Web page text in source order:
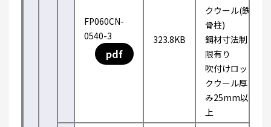
FP060CN-
0540-3
pdf
323.8KB
クウール(鉄
骨柱)
鋼材寸法制
限有り
吹付けロッ
クウール厚
み25mm以
上